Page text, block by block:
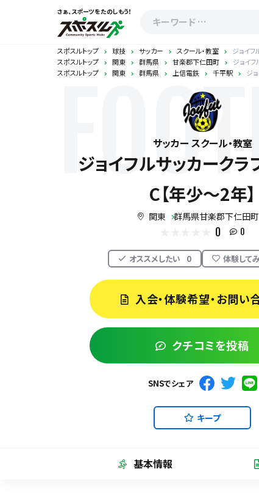
さぁ、スポーツをたのしもう！
スポスルトップ 球技 サッカー スクール・教室
ジョイフ
スポスルトップ
関東 群馬県 甘楽郡下仁田町
ジョイ
スポスルトップ
関東 群馬県 上信電鉄 千平駅 ジ
サッカー スクール・教室
ジョイフルサッカーク
C【年少～2年】
関東 群馬県甘楽郡下仁田町
0 0
オススメしたい 0 体験して
入会・体験希望・お問い
クチコミを投稿
SNSでシェア
キープ
基本情報